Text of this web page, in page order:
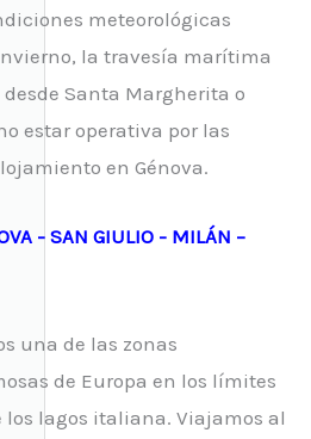
meteorológicas
la travesía marítima
Santa Margherita o
estar operativa por las
en Génova.
- SAN GIULIO - MILÁN –
una de las zonas
de Europa en los límites
los lagos italiana. Viajamos al